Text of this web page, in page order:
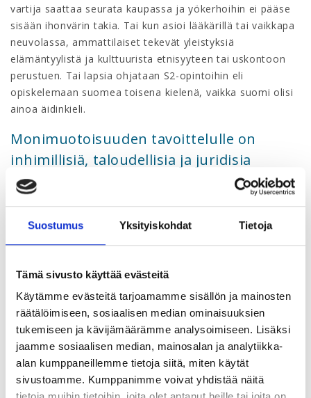
Suostumus Yksityiskohdat Tietoja
Tämä sivusto käyttää evästeitä
Käytämme evästeitä tarjoamamme sisällön ja mainosten
räätälöimiseen, sosiaalisen median ominaisuuksien
tukemiseen ja kävijämäärämme analysoimiseen. Lisäksi
jaamme sosiaalisen median, mainosalan ja analytiikka-
alan kumppaneillemme tietoja siitä, miten käytät
sivustoamme. Kumppanimme voivat yhdistää näitä
vartija saattaa seurata kaupassa ja yökerhoihin ei pääse
sisään ihonvärin takia. Tai kun asioi lääkärillä tai vaikkapa
neuvolassa, ammattilaiset tekevät yleistyksiä
elämäntyylistä ja kulttuurista etnisyyteen tai uskontoon
perustuen. Tai lapsia ohjataan S2-opintoihin eli
opiskelemaan suomea toisena kielenä, vaikka suomi olisi
ainoa äidinkieli.
Monimuotoisuuden tavoittelulle on
inhimillisiä, taloudellisia ja juridisia
perusteluita
Aicha Manai listaa kolme syytä, miksi työyhteisöjen
kannattaa panostaa inklusiivisuuteen ja
monimuotoisuuteen. Ensinnäkin sosiaalisista syistä,
"Monimuotoiset työyhteisöt, joissa inkluusio toteutuu ja
joita osataan johtaa, tuottavat paremmin tulosta."
(McKinsey & Company, 2020 & Deloitte, 2022) Ja
kolmanneksi, juridisista syistä. "Yrityksillä on ESG-
vaatimuksia (Environmental, Social, Governance) ja
raportointivelvoitteita. Heitä sitoo myös
yhdenvertaisuuslaki."